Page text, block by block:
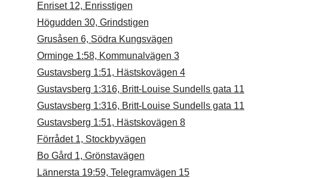
Enriset 12, Enrisstigen
Högudden 30, Grindstigen
Grusåsen 6, Södra Kungsvägen
Orminge 1:58, Kommunalvägen 3
Gustavsberg 1:51, Hästskovägen 4
Gustavsberg 1:316, Britt-Louise Sundells gata 11
Gustavsberg 1:316, Britt-Louise Sundells gata 11
Gustavsberg 1:51, Hästskovägen 8
Förrådet 1, Stockbyvägen
Bo Gård 1, Grönstavägen
Lännersta 19:59, Telegramvägen 15